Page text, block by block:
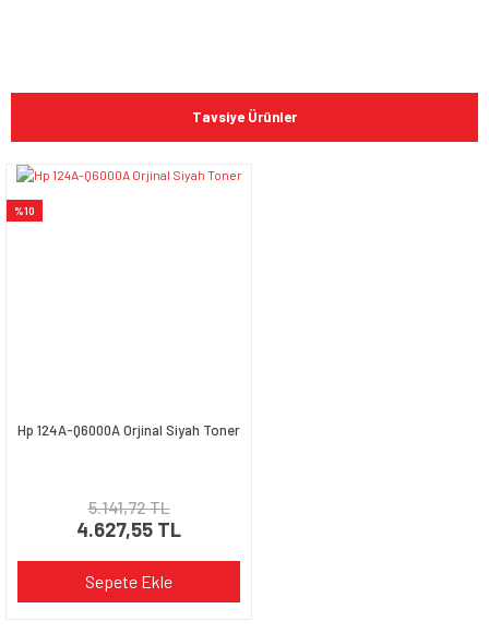
Bu ürüne ilk yorumu siz yapın!
Yorum Yaz
konularda yetersiz gördüğünüz noktaları öneri formunu
kullanarak tarafımıza iletebilirsiniz.
Tavsiye Ürünler
%10
Hp 124A-Q6000A Orjinal Siyah Toner
5.141,72 TL
4.627,55 TL
Sepete Ekle